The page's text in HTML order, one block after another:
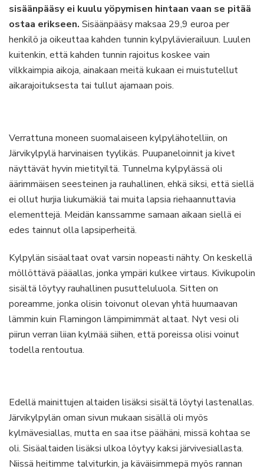
sisäänpääsy ei kuulu yöpymisen hintaan vaan se pitää
ostaa erikseen. Sisäänpääsy maksaa 29,9 euroa per
henkilö ja oikeuttaa kahden tunnin kylpylävierailuun. Luulen
kuitenkin, että kahden tunnin rajoitus koskee vain
vilkkaimpia aikoja, ainakaan meitä kukaan ei muistutellut
aikarajoituksesta tai tullut ajamaan pois.
Verrattuna moneen suomalaiseen kylpylähotelliin, on
Järvikylpylä harvinaisen tyylikäs. Puupaneloinnit ja kivet
näyttävät hyvin mietityiltä. Tunnelma kylpylässä oli
äärimmäisen seesteinen ja rauhallinen, ehkä siksi, että siellä
ei ollut hurjia liukumäkiä tai muita lapsia riehaannuttavia
elementtejä. Meidän kanssamme samaan aikaan siellä ei
edes tainnut olla lapsiperheitä.
Kylpylän sisäaltaat ovat varsin nopeasti nähty. On keskellä
möllöttävä pääallas, jonka ympäri kulkee virtaus. Kivikupolin
sisältä löytyy rauhallinen pusutteluluola. Sitten on
poreamme, jonka olisin toivonut olevan yhtä huumaavan
lämmin kuin Flamingon lämpimimmät altaat. Nyt vesi oli
piirun verran liian kylmää siihen, että poreissa olisi voinut
todella rentoutua.
Edellä mainittujen altaiden lisäksi sisältä löytyi lastenallas.
Järvikylpylän oman sivun mukaan sisällä oli myös
kylmävesiallas, mutta en saa itse päähäni, missä kohtaa se
oli. Sisäaltaiden lisäksi ulkoa löytyy kaksi järvivesiallasta.
Niissä heitimme talviturkin, ja käväisimmepä myös rannan